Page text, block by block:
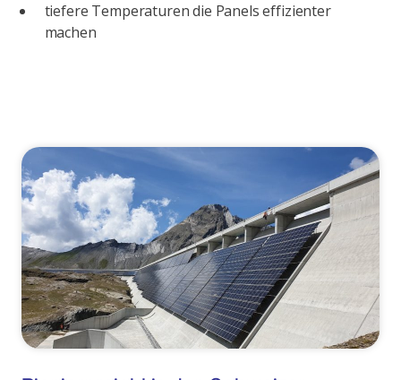
tiefere Temperaturen die Panels effizienter
machen